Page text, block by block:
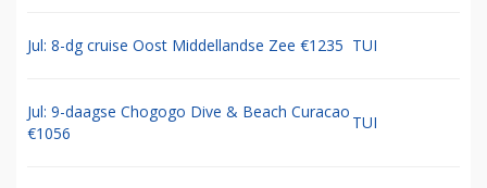
Jul: 8-dg cruise Oost Middellandse Zee €1235 TUI
Jul: 9-daagse Chogogo Dive & Beach Curacao
€1056
TUI